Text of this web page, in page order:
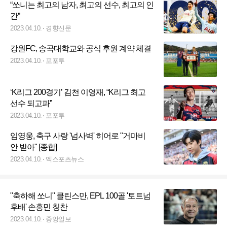
“쏘니는 최고의 남자, 최고의 선수, 최고의 인
간”
2023.04.10. 경향신문
강원FC, 송곡대학교와 공식 후원 계약 체결
2023.04.10. 포포투
‘K리그 200경기’ 김천 이영재, “K리그 최고
선수 되고파”
2023.04.10. 포포투
임영웅, 축구 사랑 '넘사벽' 히어로 "거마비
안 받아" [종합]
2023.04.10. 엑스포츠뉴스
"축하해 쏘니" 클린스만, EPL 100골 '토트넘
후배' 손흥민 칭찬
2023.04.10. 중앙일보